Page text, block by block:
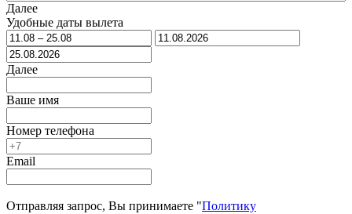
Далее
Удобные даты вылета
Далее
Ваше имя
Номер телефона
Email
Отправляя запрос, Вы принимаете "Политику